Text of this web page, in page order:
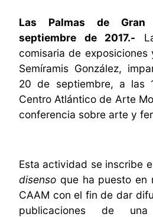
Las Palmas de
septiembre de 2017.-
comisaria de
Semíramis González,
20 de septiembre, a las
Centro Atlántico de Arte
conferencia sobre arte y
Esta actividad se inscribe
disenso que ha puesto en
CAAM con el fin de dar
publicaciones de